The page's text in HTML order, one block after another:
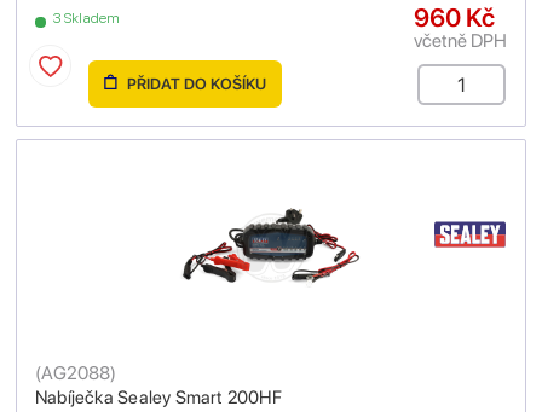
3 Skladem 960 Kč
včetně DPH
PŘIDAT DO KOŠÍKU
Nabíječka Sealey Smart 200HF
(AG2088)